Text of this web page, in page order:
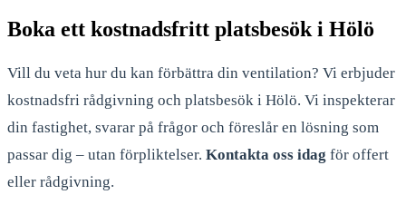
Boka ett kostnadsfritt platsbesök i Hölö
Vill du veta hur du kan förbättra din ventilation? Vi erbjuder
kostnadsfri rådgivning och platsbesök i Hölö. Vi inspekterar
din fastighet, svarar på frågor och föreslår en lösning som
passar dig – utan förpliktelser. Kontakta oss idag för offert
eller rådgivning.